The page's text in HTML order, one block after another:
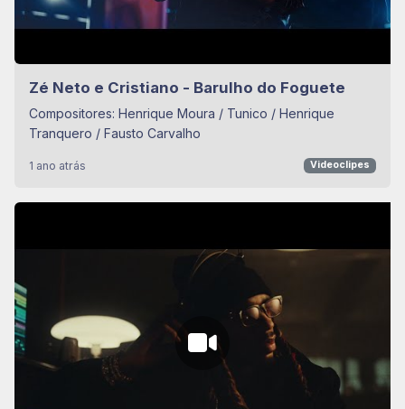
Zé Neto e Cristiano - Barulho do Foguete
Compositores: Henrique Moura / Tunico / Henrique
Tranquero / Fausto Carvalho
1 ano atrás Videoclipes